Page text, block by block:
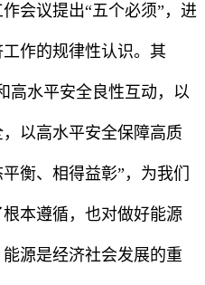
会议提出“五个必须”，进
作的规律性认识。其
高水平安全良性互动，以
以高水平安全保障高质
衡、相得益彰”，为我们
本遵循，也对做好能源
源是经济社会发展的重